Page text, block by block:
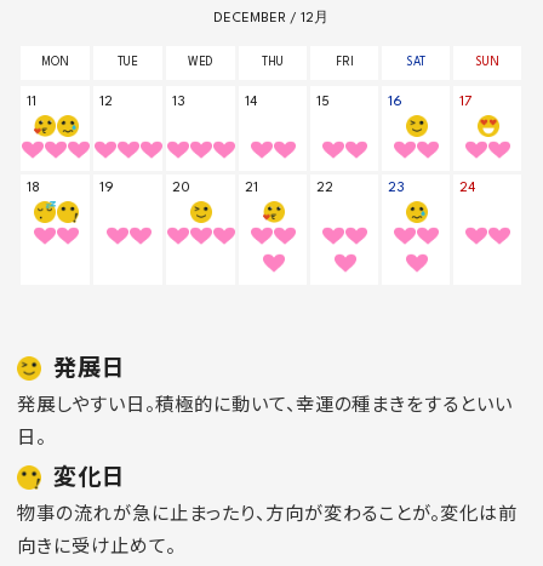
発展日
発展しやすい日。積極的に動いて、幸運の種まきをするといい
日。
変化日
物事の流れが急に止まったり、方向が変わることが。変化は前
向きに受け止めて。